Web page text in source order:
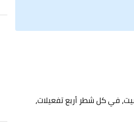
في كل شطر أربع تفعيلات،